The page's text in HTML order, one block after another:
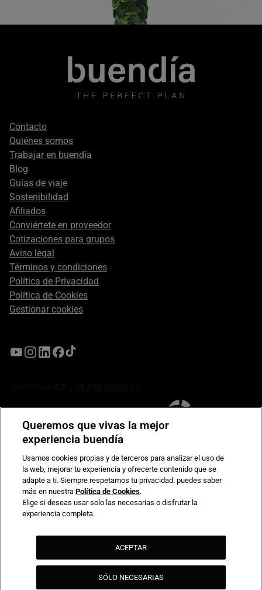
Footer
secondary
Contacto
Quiénes somos
Trabajar en buendía
Blog
Guías de viaje
Sostenibilidad
Afiliados
Conviértete en proveedor
Cotizaciones para grupos
Aviso legal
Términos y condiciones
Política de Privacidad
Política de Cookies
Gestionar cookies
Compromiso de seguridad en pagos electrónicos
Queremos que vivas la mejor
experiencia buendía
Usamos cookies propias y de terceros para analizar el uso de
la web, mejorar tu experiencia y ofrecerte contenido que se
adapte a ti. Siempre respetamos tu privacidad: puedes saber
más en nuestraPolítica de Cookies.
Elige si deseas usar solo las necesarias o disfrutar la
experiencia completa.
ACEPTAR
SÓLO NECESARIAS